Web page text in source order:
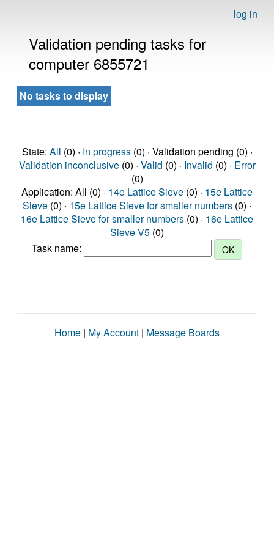
log in
Validation pending tasks for
computer 6855721
No tasks to display
State: All (0) · In progress(0) · Validation pending (0) ·
Validation inconclusive(0) · Valid (0) · Invalid (0) · Error
(0)
Application: All (0) · 14e Lattice Sieve (0) · 15e Lattice
Sieve (0) · 15e Lattice Sieve for smaller numbers (0) ·
16e Lattice Sieve for smaller numbers (0) · 16e Lattice
Sieve V5 (0)
Task name:
Home | My Account | Message Boards